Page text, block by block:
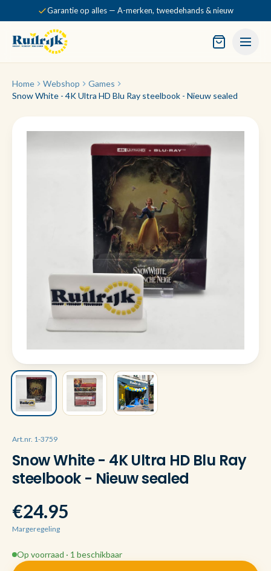
Garantie op alles — A-merken, tweedehands & nieuw
Home Webshop
Games
Snow White - 4K Ultra HD Blu Ray steelbook - Nieuw sealed
Art.nr. 1-3759
Snow White - 4K Ultra HD Blu Ray
steelbook - Nieuw sealed
€24.95
Margeregeling
Op voorraad · 1 beschikbaar